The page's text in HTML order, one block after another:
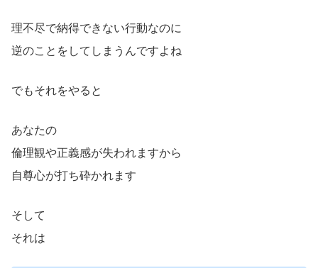
理不尽で納得できない行動なのに
逆のことをしてしまうんですよね
でもそれをやると
あなたの
倫理観や正義感が失われますから
自尊心が打ち砕かれます
そして
それは